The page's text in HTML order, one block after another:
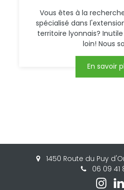
Vous êtes à la
spécialisé dans
territoire lyonnais?
loin! Nous
En savoir
1450 Route du Puy
06 09 41